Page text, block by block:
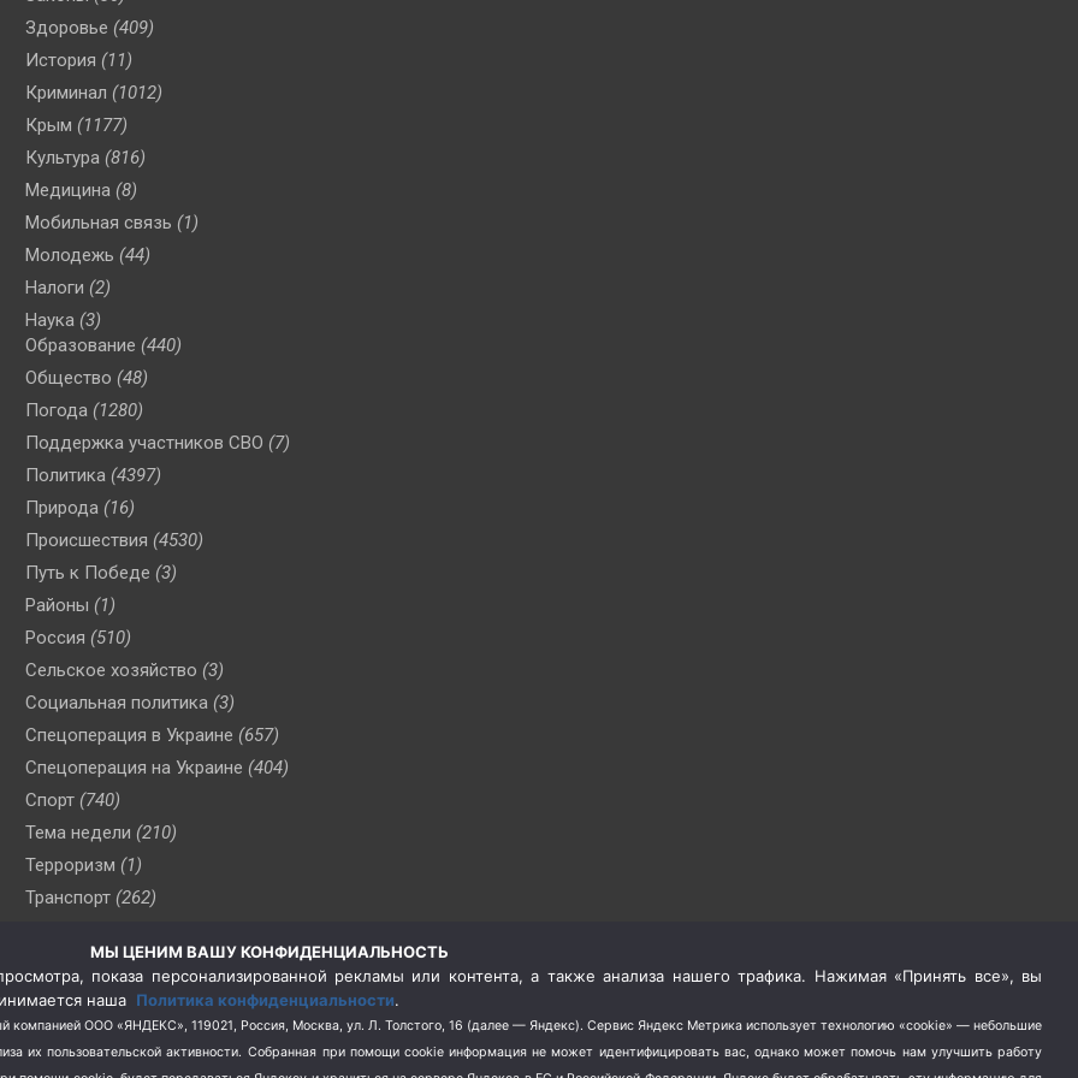
Здоровье (409)
История (11)
Криминал (1012)
Крым (1177)
Культура (816)
Медицина (8)
Мобильная связь (1)
Молодежь (44)
Налоги (2)
Наука (3)
Образование (440)
Общество (48)
Погода (1280)
Поддержка участников СВО (7)
Политика (4397)
Природа (16)
Происшествия (4530)
Путь к Победе (3)
Районы (1)
Россия (510)
Сельское хозяйство (3)
Социальная политика (3)
Спецоперация в Украине (657)
Спецоперация на Украине (404)
Спорт (740)
Тема недели (210)
Терроризм (1)
Транспорт (262)
(76)
Цены (2)
Школа и спорт (2)
Экология (8)
МЫ ЦЕНИМ ВАШУ КОНФИДЕНЦИАЛЬНОСТЬ
показа персонализированной рекламы или контента, а также анализа нашего трафика. Нажимая «Принять все», вы
наша Политика конфиденциальности.
компанией ООО «ЯНДЕКС», 119021, Россия, Москва, ул. Л. Толстого, 16 (далее — Яндекс). Сервис Яндекс Метрика использует технологию «cookie» — небольшие
их пользовательской активности. Собранная при помощи cookie информация не может идентифицировать вас, однако может помочь нам улучшить работу